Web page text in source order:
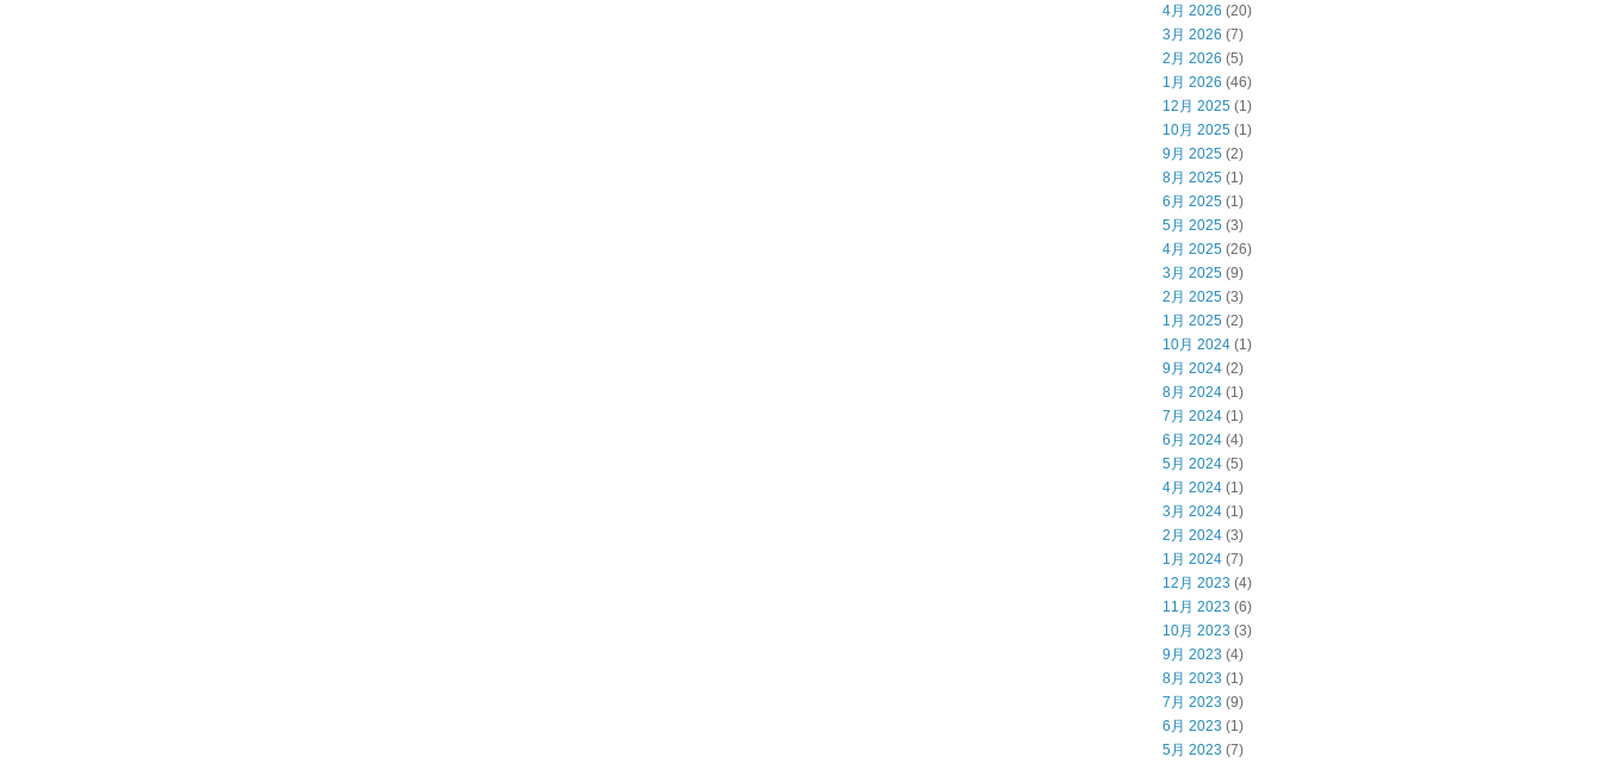
4月 2026 (20)
3月 2026 (7)
2月 2026 (5)
1月 2026 (46)
12月 2025 (1)
10月 2025 (1)
9月 2025 (2)
8月 2025 (1)
6月 2025 (1)
5月 2025 (3)
4月 2025 (26)
3月 2025 (9)
2月 2025 (3)
1月 2025 (2)
10月 2024 (1)
9月 2024 (2)
8月 2024 (1)
7月 2024 (1)
6月 2024 (4)
5月 2024 (5)
4月 2024 (1)
3月 2024 (1)
2月 2024 (3)
1月 2024 (7)
12月 2023 (4)
11月 2023 (6)
10月 2023 (3)
9月 2023 (4)
8月 2023 (1)
7月 2023 (9)
6月 2023 (1)
5月 2023 (7)